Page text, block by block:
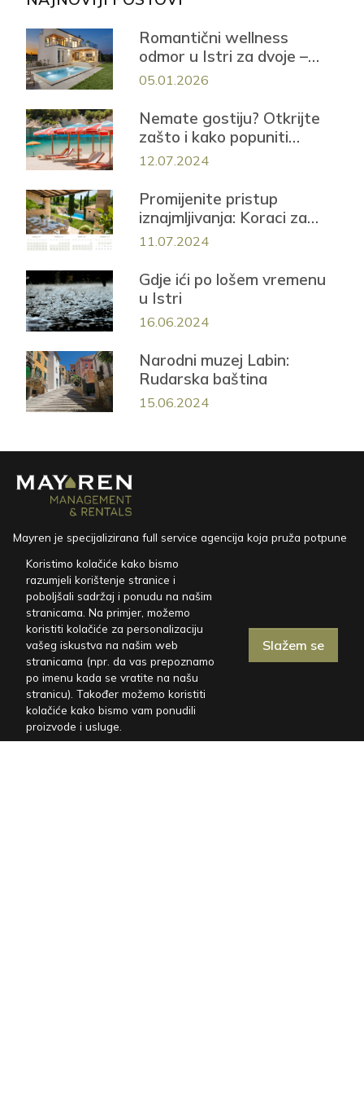
Romantični wellness
odmor u Istri za dvoje –
Casa Mayren s privatnom
05.01.2026
Nemate gostiju? Otkrijte
zašto i kako popuniti
smještaj iduće sezone!
12.07.2024
Promijenite pristup
iznajmljivanja: Koraci za
uspješnu sezonu
11.07.2024
Gdje ići po lošem vremenu
u Istri
16.06.2024
Narodni muzej Labin:
Rudarska baština
15.06.2024
Koristimo kolačiće kako bismo
razumjeli korištenje stranice i
poboljšali sadržaj i ponudu na našim
stranicama. Na primjer, možemo
koristiti kolačiće za personalizaciju
vašeg iskustva na našim web
stranicama (npr. da vas prepoznamo
po imenu kada se vratite na našu
stranicu). Također možemo koristiti
kolačiće kako bismo vam ponudili
proizvode i usluge.
Slažem se
Mayren je specijalizirana full service agencija koja pruža potpune
CESPED d.o.o.
Marinići 170, HR-51216 Viškovo
miren@mayren.hr
+385 91 767 5098
Kuće za odmor
Vile u Istri